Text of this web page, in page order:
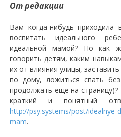
От редакции
Вам когда-нибудь
воспитать идеального
идеальной мамой? Но как
говорить детям, каким
их от влияния улицы,
по дому, ложиться спать
продолжать еще на страницу)?
краткий и понятный
http://psy.systems/post/idealnye-
mam.